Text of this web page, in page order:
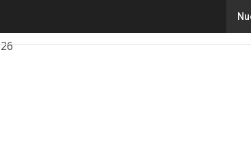
Ciberseguridad